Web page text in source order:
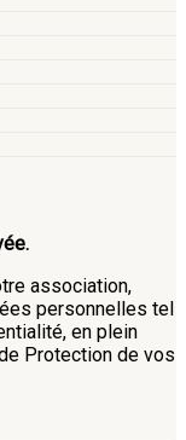
association,
personnelles tel
en plein
Protection de vos